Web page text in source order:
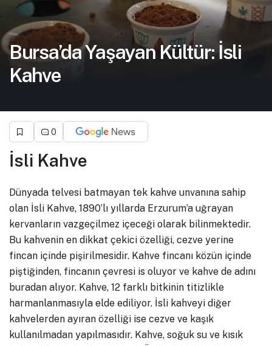
Bursa’da Yaşayan Kültür: İsli
Kahve
0
İsli Kahve
Dünyada telvesi batmayan tek kahve unvanına sahip
olan İsli Kahve, 1890’lı yıllarda Erzurum’a uğrayan
kervanların vazgeçilmez içeceği olarak bilinmektedir.
Bu kahvenin en dikkat çekici özelliği, cezve yerine
fincan içinde pişirilmesidir. Kahve fincanı közün içinde
piştiğinden, fincanın çevresi is oluyor ve kahve de adını
buradan alıyor. Kahve, 12 farklı bitkinin titizlikle
harmanlanmasıyla elde ediliyor. İsli kahveyi diğer
kahvelerden ayıran özelliği ise cezve ve kaşık
kullanılmadan yapılmasıdır. Kahve, soğuk su ve kısık